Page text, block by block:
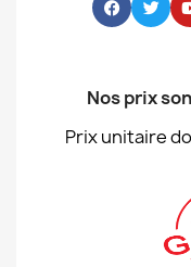
Nos prix
Prix unitaire